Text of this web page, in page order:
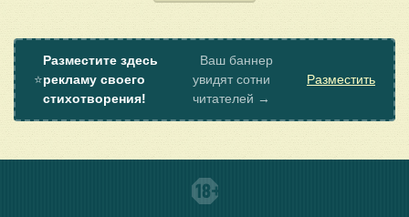
⭐
Разместите здесь
рекламу своего
стихотворения!
Ваш баннер
увидят сотни
читателей →
Разместить